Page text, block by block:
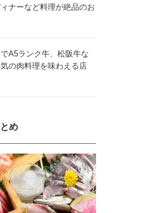
ナーなど料理が絶品のお
A5ランク牛、松阪牛な
気の肉料理を味わえる店
め